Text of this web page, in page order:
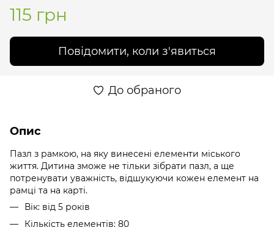
115 грн
Повідомити, коли з'явиться
До обраного
Опис
Пазл з рамкою, на яку винесені елементи міського
життя. Дитина зможе не тільки зібрати пазл, а ще
потренувати уважність, відшукуючи кожен елемент на
рамці та на карті.
Вік: від 5 років
Кількість елементів: 80